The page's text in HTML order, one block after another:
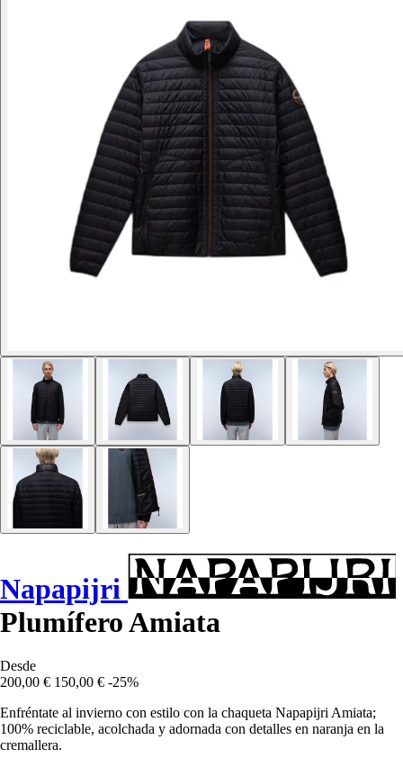
Napapijri
Plumífero Amiata
Desde
200,00 € 150,00 € -25%
Enfréntate al invierno con estilo con la chaqueta Napapijri Amiata;
100% reciclable, acolchada y adornada con detalles en naranja en la
cremallera.